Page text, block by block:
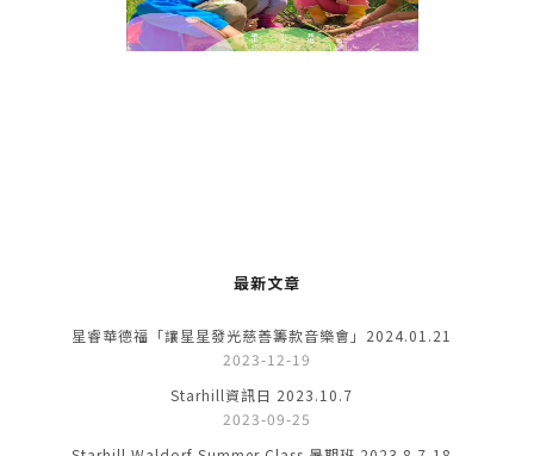
最新文章
星睿華德福「讓星星發光慈善籌款音樂會」2024.01.21
2023-12-19
Starhill資訊日 2023.10.7
2023-09-25